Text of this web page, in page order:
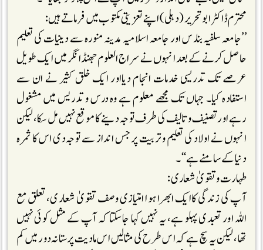
محترم ڈاکٹرابوتحریر (دہلی) اپنے تعزیتی مکتوب میں فرماتے ہیں:
’’جامعہ سلفیہ بنارس اور جامعہ اسلامیہ مدینہ منورہ سے دینیات کی تعلیم
حاصل کرنے کے بعد انہوں نے سراج العلوم جھنڈا نگر میں ایک طویل
عرصے تک تدریسی خدمات انجام دیااور ایک خلق کثیر نے ان سے
استفادہ کیا۔ جہاں تک مجھے معلوم ہے وہ درس و تدریس میں مشغول
رہے اور تصنیف و تالیف کی طرف توجہ دینے کا موقع نہیں مل سکا، لیکن
انہوں نے اولاد کی تعلیم و تربیت پر جس انداز سے توجہ دی اس کا ثمرہ
دنیا کے سامنے ہے‘‘۔
طہارت وتقویٰ شعاری:
آپ کی زندگی کاایک ابھرا ہوا امتیازی وصف تقویٰ شعاری، تعلق مع
اللہ اور تعبدی پہلو ہے، یہ نہیں کہا جاسکتا کہ آپ کے مثل کوئی نہیں
تھا، لیکن یہ سچ ہے کہ اس طرح کی مثالیں اس مادیت پرستانہ دور میں کم